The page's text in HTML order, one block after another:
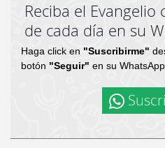
Reciba el
de cada día en su
Haga click en "Suscribirme"
botón "Seguir" en su